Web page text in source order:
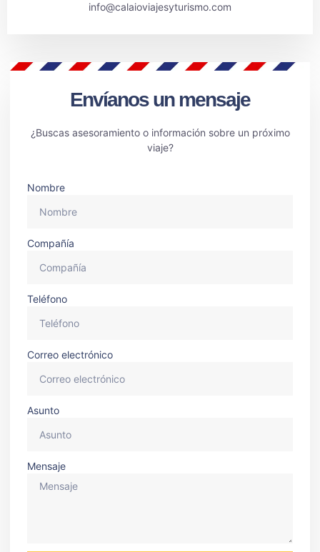
info@calaioviajesyturismo.com
Envíanos un mensaje
¿Buscas asesoramiento o información sobre un próximo
viaje?
Nombre
Compañía
Teléfono
Correo electrónico
Asunto
Mensaje